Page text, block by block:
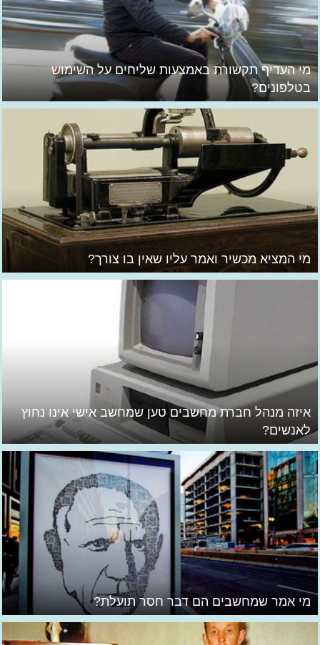
מי העדיף תקשורת באמצעות שליחים על השימוש
בטלפונים?
מי המציא מכשיר ואמר עליו שאין בו צורך?
איזה מנהל חברת מחשבים טען שמחשב אישי אינו נחוץ
לאנשים?
מי אמר שמחשבים הם דבר חסר תועלת?